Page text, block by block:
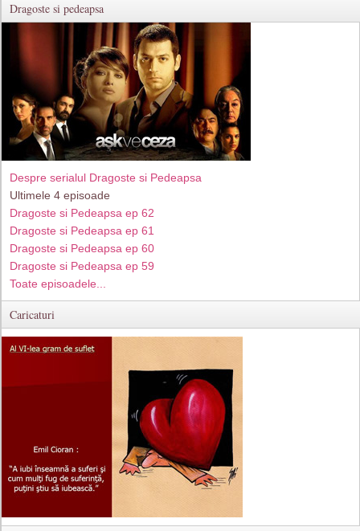
Dragoste si pedeapsa
Despre serialul Dragoste si Pedeapsa
Ultimele 4 episoade
Dragoste si Pedeapsa ep 62
Dragoste si Pedeapsa ep 61
Dragoste si Pedeapsa ep 60
Dragoste si Pedeapsa ep 59
Toate episoadele...
Caricaturi